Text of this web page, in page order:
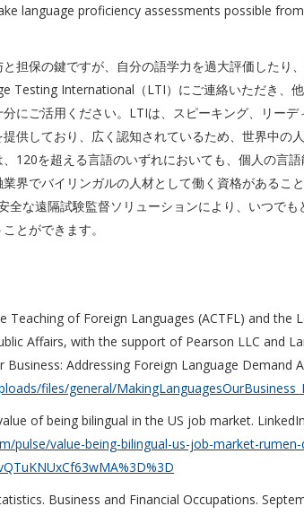
language proficiency assessments possible
担保の鍵ですが、自分の語学力を過大評価したり
Testing International（LTI）にご連絡いただき、
にご活用ください。LTIは、スピーキング、リー
供しており、広く認知されているため、世界中の
120を超える言語のいずれにおいても、個人の言
界でバイリンガルの人材として働く資格があるこ
全な遠隔試験監督ソリューションにより、いつで
とができます。
Teaching of Foreign Languages (ACTFL) and the
Affairs, with the support of Pearson LLC and
Business: Addressing Foreign Language Demand
files/general/
of being bilingual in the US job market.
pulse/value-being-bilingual-us-job-market-
Business and Financial Occupations.